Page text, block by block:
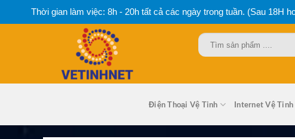
Thời gian làm việc: 8h - 20h tất cả các ngày trong tuần. (Sau 18H
Tìm
kiếm:
Điện Thoại Vệ Tinh Internet Vệ Tinh